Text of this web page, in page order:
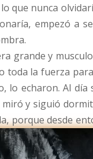
que nunca
empezó a
grande y
toda la fuerza
lo echaron. Al día
y siguió
porque desde